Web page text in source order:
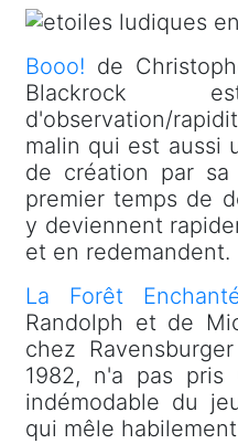
Booo! de
d'observation/
malin qui est aussi
de création par sa
premier temps de
y deviennent
et en redemandent.
La Forêt
Randolph et de
chez
1982, n'a pas
indémodable du
qui mêle